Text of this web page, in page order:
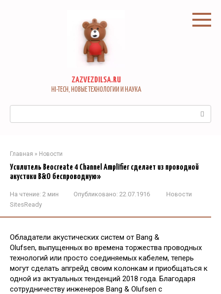
ZAZVEZDILSA.RU
HI-TECH, НОВЫЕ ТЕХНОЛОГИИ И НАУКА
Главная » Новости
Усилитель Beocreate 4 Channel Amplifier сделает из проводной
акустики B&O беспроводную»
На чтение: 2 мин Опубликовано: 22.07.1916
Новости
SitesReady
Обладатели акустических систем от Bang &
Olufsen, выпущенных во времена торжества проводных
технологий или просто соединяемых кабелем, теперь
могут сделать апгрейд своим колонкам и приобщаться к
одной из актуальных тенденций 2018 года. Благодаря
сотрудничеству инженеров Bang & Olufsen с